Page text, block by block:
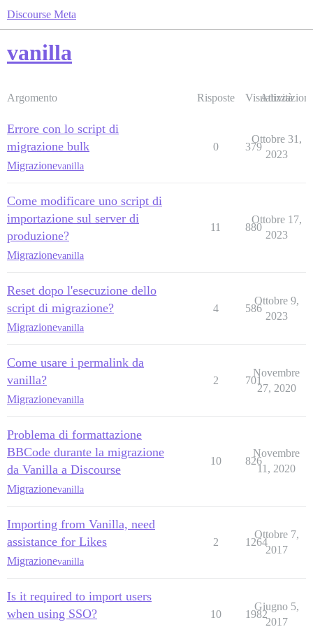
Discourse Meta
vanilla
Argomento Risposte Visualizzazioni
Attività
Errore con lo script di
migrazione bulk
Migrazionevanilla
0 379
Ottobre 31,
2023
Come modificare uno script di
importazione sul server di
produzione?
Migrazionevanilla
11 880
Ottobre 17,
2023
Reset dopo l'esecuzione dello
script di migrazione?
Migrazionevanilla
4 586
Ottobre 9,
2023
Come usare i permalink da
vanilla?
Migrazionevanilla
2 701
Novembre
27, 2020
Problema di formattazione
BBCode durante la migrazione
da Vanilla a Discourse
Migrazionevanilla
10 826
Novembre
11, 2020
Importing from Vanilla, need
assistance for Likes
Migrazionevanilla
2 1264
Ottobre 7,
2017
Is it required to import users
when using SSO?
10 1982
Giugno 5,
2017